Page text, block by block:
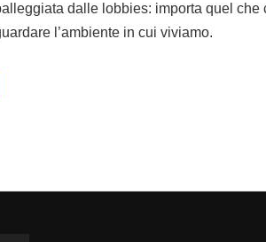
dalle lobbies: importa quel che
l’ambiente in cui viviamo.